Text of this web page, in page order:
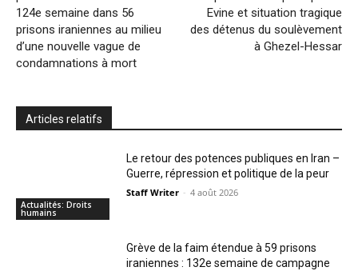
124e semaine dans 56
prisons iraniennes au milieu
d’une nouvelle vague de
condamnations à mort
Evine et situation tragique
des détenus du soulèvement
à Ghezel-Hessar
Articles relatifs
Actualités: Droits
humains
Le retour des potences publiques en Iran –
Guerre, répression et politique de la peur
Staff Writer - 4 août 2026
Grève de la faim étendue à 59 prisons
iraniennes : 132e semaine de campagne